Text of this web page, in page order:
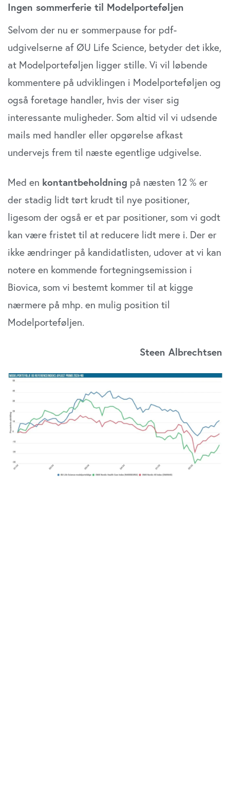
Ingen sommerferie til Modelporteføljen
Selvom der nu er sommerpause for pdf-
udgivelserne af ØU Life Science, betyder det ikke,
at Modelporteføljen ligger stille. Vi vil løbende
kommentere på udviklingen i Modelporteføljen og
også foretage handler, hvis der viser sig
interessante muligheder. Som altid vil vi udsende
mails med handler eller opgørelse afkast
undervejs frem til næste egentlige udgivelse.
Med en kontantbeholdning på næsten 12 % er
der stadig lidt tørt krudt til nye positioner,
ligesom der også er et par positioner, som vi godt
kan være fristet til at reducere lidt mere i. Der er
ikke ændringer på kandidatlisten, udover at vi kan
notere en kommende fortegningsemission i
Biovica, som vi bestemt kommer til at kigge
nærmere på mhp. en mulig position til
Modelporteføljen.
Steen Albrechtsen